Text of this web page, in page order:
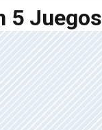
5 Juegos